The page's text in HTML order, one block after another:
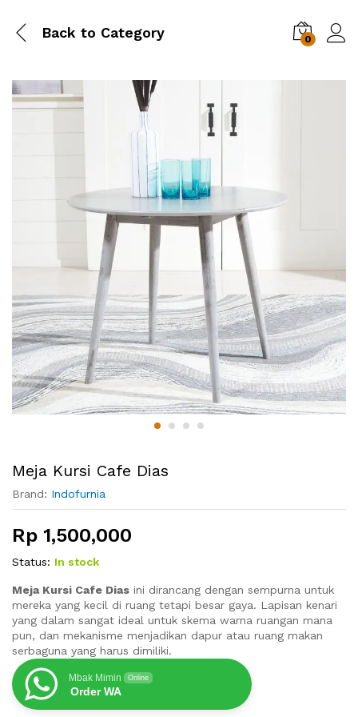
Back to Category 0
Meja Kursi Cafe Dias
Brand: Indofurnia
Rp 1,500,000
Status: In stock
Meja Kursi Cafe Dias ini dirancang dengan sempurna untuk
mereka yang kecil di ruang tetapi besar gaya. Lapisan kenari
yang dalam sangat ideal untuk skema warna ruangan mana
pun, dan mekanisme menjadikan dapur atau ruang makan
serbaguna yang harus dimiliki.
Mbak Mimin Online
Order WA